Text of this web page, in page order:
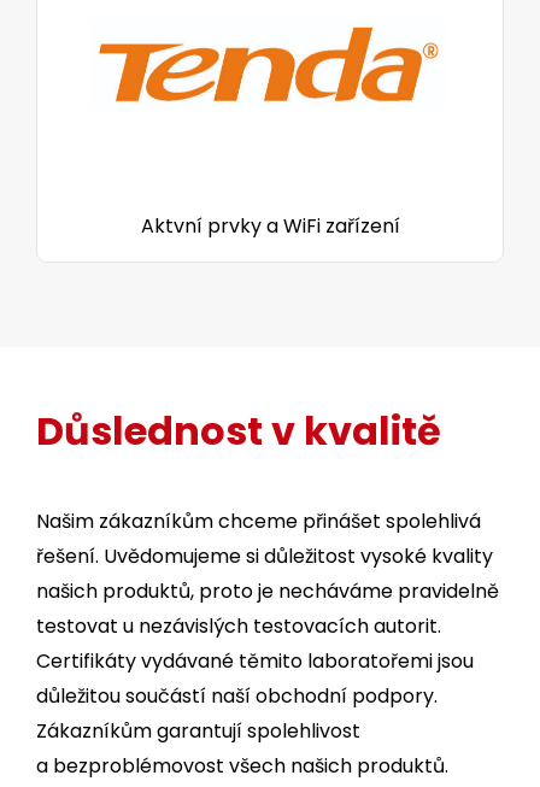
Aktvní prvky a WiFi zařízení
Důslednost v kvalitě
Našim zákazníkům chceme přinášet spolehlivá
řešení. Uvědomujeme si důležitost vysoké kvality
našich produktů, proto je necháváme pravidelně
testovat u nezávislých testovacích autorit.
Certifikáty vydávané těmito laboratořemi jsou
důležitou součástí naší obchodní podpory.
Zákazníkům garantují spolehlivost
a bezproblémovost všech našich produktů.